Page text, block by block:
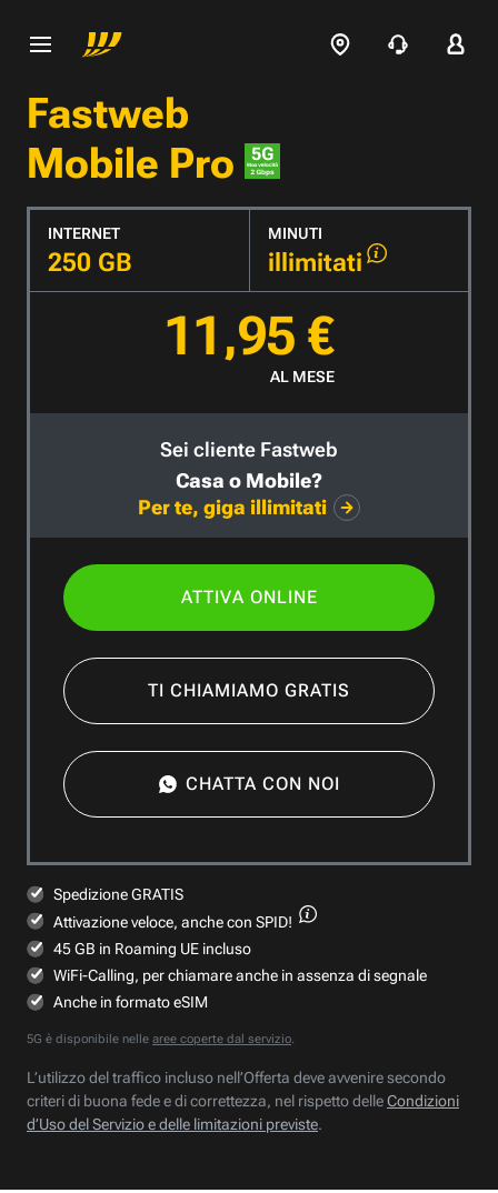
Fastweb
Mobile Pro
INTERNET
250 GB
MINUTI
illimitati
11,95 €
AL MESE
Sei cliente Fastweb
Casa o Mobile?
Per te, giga illimitati
ATTIVA ONLINE
TI CHIAMIAMO GRATIS
CHATTA CON NOI
Spedizione GRATIS
Attivazione veloce, anche con SPID!
45 GB in Roaming UE incluso
WiFi-Calling, per chiamare anche in assenza di segnale
Anche in formato eSIM
5G è disponibile nelle aree coperte dal servizio.
L’utilizzo del traffico incluso nell’Offerta deve avvenire secondo
criteri di buona fede e di correttezza, nel rispetto delleCondizioni
d’Uso del Servizio e delle limitazioni previste.